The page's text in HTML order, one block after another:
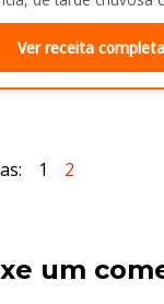
passado na hora e
na cozinha!…
Ver receita completa
1 2
um